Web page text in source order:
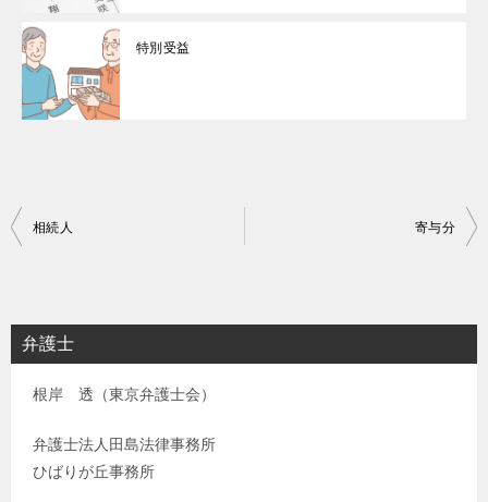
特別受益
投
ビ
ゲ
相続人 寄与分
弁護士
根岸 透（東京弁護士会）
弁護士法人田島法律事務所
ひばりが丘事務所